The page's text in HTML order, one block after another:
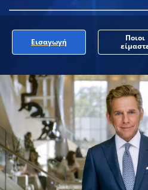
Εισαγωγή
Ποιοι